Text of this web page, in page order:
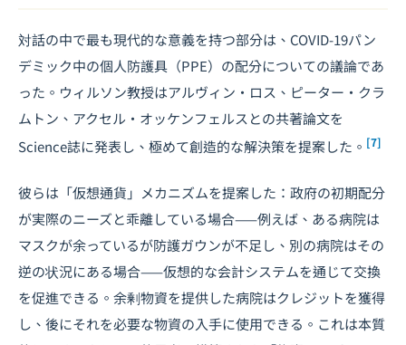
対話の中で最も現代的な意義を持つ部分は、COVID-19パン
デミック中の個人防護具（PPE）の配分についての議論であ
った。ウィルソン教授はアルヴィン・ロス、ピーター・クラ
ムトン、アクセル・オッケンフェルスとの共著論文を
Science誌に発表し、極めて創造的な解決策を提案した。 [7]
彼らは「仮想通貨」メカニズムを提案した：政府の初期配分
が実際のニーズと乖離している場合——例えば、ある病院は
マスクが余っているが防護ガウンが不足し、別の病院はその
逆の状況にある場合——仮想的な会計システムを通じて交換
を促進できる。余剰物資を提供した病院はクレジットを獲得
し、後にそれを必要な物資の入手に使用できる。これは本質